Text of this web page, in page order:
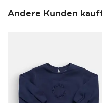
Andere Kunden